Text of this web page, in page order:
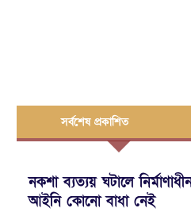
সর্বশেষ প্রকাশিত
নকশা ব্যত্যয় ঘটালে
আইনি কোনো বাধা নেই